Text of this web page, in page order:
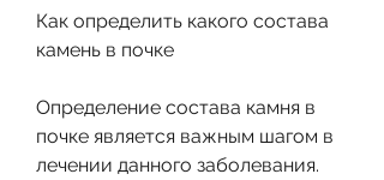
Как определить какого состава
камень в почке
Определение состава камня в
почке является важным шагом в
лечении данного заболевания.